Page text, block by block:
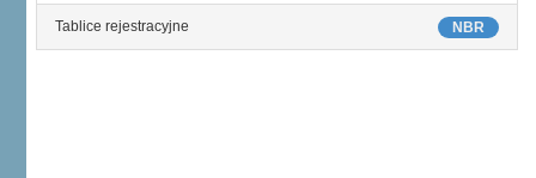
NBR
Tablice rejestracyjne